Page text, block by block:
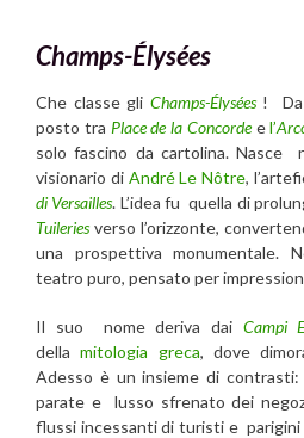
Champs-Élysées
Che classe gli Champs-Élysées ! Da
posto tra Place de la Concordeel’
solo fascino da cartolina. Nasce
visionario di André Le Nôtre,
di Versailles. L’idea fu quella di
Tuileriesverso l’orizzonte,
una prospettiva monumentale.
teatro puro, pensato per
Il suo nome deriva dai Campi
dellamitologia greca, dove
Adesso è un insieme di contrasti:
parate e lusso sfrenato dei
flussi incessanti di turisti e parigini